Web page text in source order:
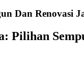
Dan Renovasi
Pilihan